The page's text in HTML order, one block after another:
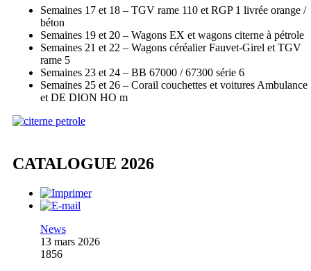
Semaines 17 et 18 – TGV rame 110 et RGP 1 livrée orange /
béton
Semaines 19 et 20 – Wagons EX et wagons citerne à pétrole
Semaines 21 et 22 – Wagons céréalier Fauvet-Girel et TGV
rame 5
Semaines 23 et 24 – BB 67000 / 67300 série 6
Semaines 25 et 26 – Corail couchettes et voitures Ambulance
et DE DION HO m
CATALOGUE 2026
News
13 mars 2026
1856